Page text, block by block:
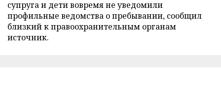
супруга и дети вовремя не уведомили
профильные ведомства о пребывании, сообщил
близкий к правоохранительным органам
источник.